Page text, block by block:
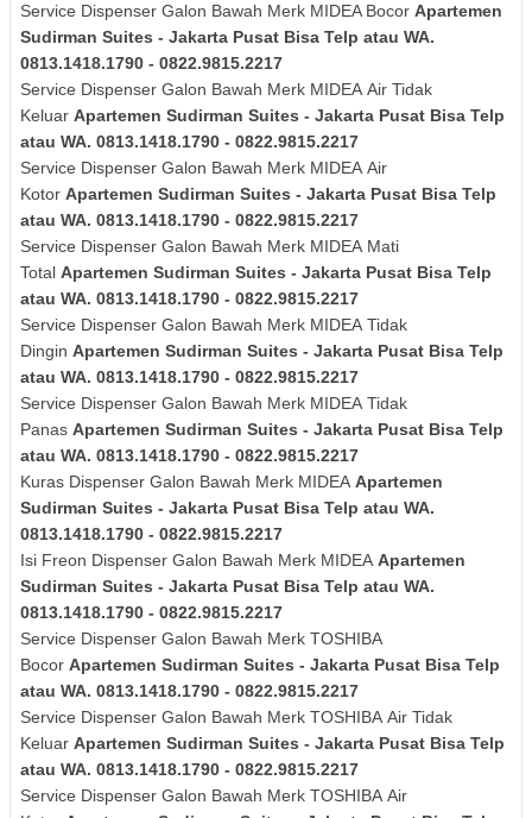
Service Dispenser Galon Bawah Merk MIDEA Bocor Apartemen
Sudirman Suites - Jakarta Pusat Bisa Telp atau WA.
0813.1418.1790 - 0822.9815.2217
Service Dispenser Galon Bawah Merk MIDEA Air Tidak
Keluar Apartemen Sudirman Suites - Jakarta Pusat Bisa Telp
atau WA. 0813.1418.1790 - 0822.9815.2217
Service Dispenser Galon Bawah Merk MIDEA Air
Kotor Apartemen Sudirman Suites - Jakarta Pusat Bisa Telp
atau WA. 0813.1418.1790 - 0822.9815.2217
Service Dispenser Galon Bawah Merk MIDEA Mati
Total Apartemen Sudirman Suites - Jakarta Pusat Bisa Telp
atau WA. 0813.1418.1790 - 0822.9815.2217
Service Dispenser Galon Bawah Merk MIDEA Tidak
Dingin Apartemen Sudirman Suites - Jakarta Pusat Bisa Telp
atau WA. 0813.1418.1790 - 0822.9815.2217
Service Dispenser Galon Bawah Merk MIDEA Tidak
Panas Apartemen Sudirman Suites - Jakarta Pusat Bisa Telp
atau WA. 0813.1418.1790 - 0822.9815.2217
Kuras Dispenser Galon Bawah Merk MIDEA Apartemen
Sudirman Suites - Jakarta Pusat Bisa Telp atau WA.
0813.1418.1790 - 0822.9815.2217
Isi Freon Dispenser Galon Bawah Merk MIDEA Apartemen
Sudirman Suites - Jakarta Pusat Bisa Telp atau WA.
0813.1418.1790 - 0822.9815.2217
Service Dispenser Galon Bawah Merk TOSHIBA
Bocor Apartemen Sudirman Suites - Jakarta Pusat Bisa Telp
atau WA. 0813.1418.1790 - 0822.9815.2217
Service Dispenser Galon Bawah Merk TOSHIBA Air Tidak
Keluar Apartemen Sudirman Suites - Jakarta Pusat Bisa Telp
atau WA. 0813.1418.1790 - 0822.9815.2217
Service Dispenser Galon Bawah Merk TOSHIBA Air